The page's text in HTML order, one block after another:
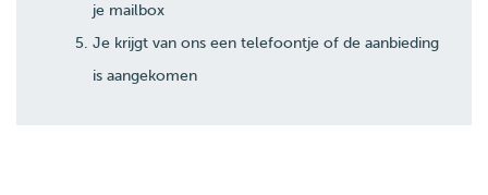
je mailbox
Je krijgt van ons een telefoontje of de aanbieding
is aangekomen